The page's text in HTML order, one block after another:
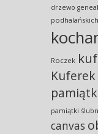
drzewo
podhalańskich
Roczek
pamiątki
canvas